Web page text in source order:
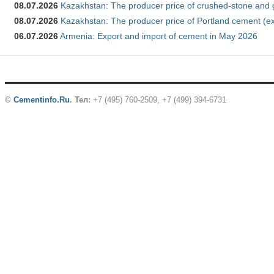
08.07.2026 Kazakhstan: The producer price of crushed-stone and
08.07.2026 Kazakhstan: The producer price of Portland cement
06.07.2026Armenia: Export and import of cement in May 2026
© Cementinfo.Ru. Тел: +7 (495) 760-2509, +7 (499) 394-6731